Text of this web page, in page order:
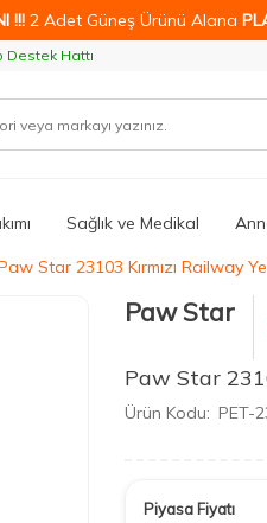
!!! 2 Adet Güneş Ürünü Alana
Hattı
Sağlık ve Medikal
Star 23103 Kırmızı Railway
Paw Star
Paw Star
Ürün Kodu: PET-
Piyasa Fiyatı